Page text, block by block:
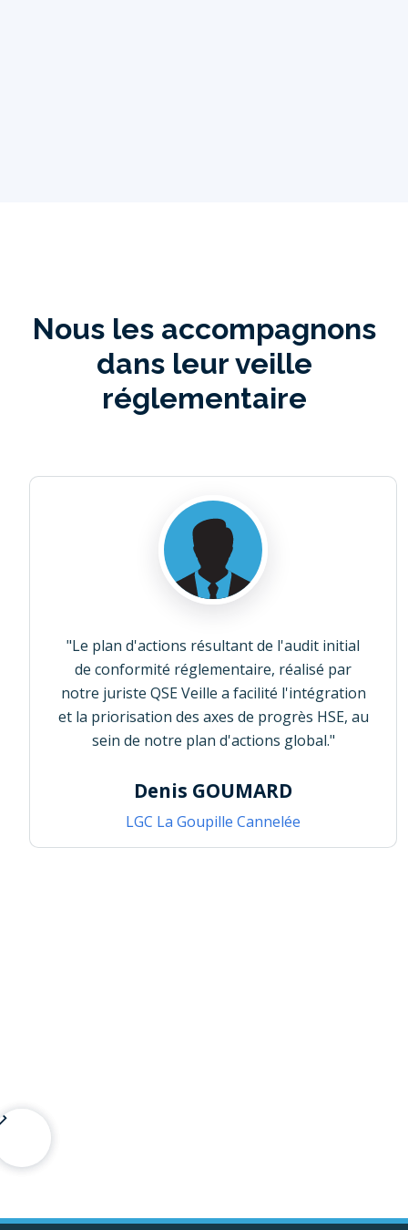
Nous les accompagnons
dans leur veille
réglementaire
"Le plan d'actions résultant de l'audit initial
de conformité réglementaire, réalisé par
notre juriste QSE Veille a facilité l'intégration
et la priorisation des axes de progrès HSE, au
sein de notre plan d'actions global."
Denis GOUMARD
LGC La Goupille Cannelée